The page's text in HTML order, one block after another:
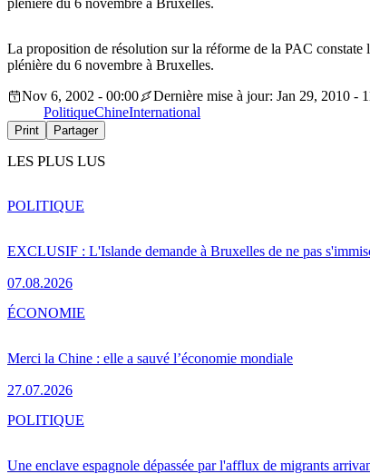
plénière du 6 novembre à Bruxelles.
La proposition de résolution sur la réforme de la PAC constate
plénière du 6 novembre à Bruxelles.
Nov 6, 2002 - 00:00
Dernière mise à jour: Jan 29, 2010 -
PolitiqueChineInternational
Print Partager
LES PLUS LUS
EXCLUSIF : L'Islande demande à Bruxelles de ne pas
07.08.2026
POLITIQUE
Merci la Chine : elle a sauvé l’économie mondiale
27.07.2026
ÉCONOMIE
Une enclave espagnole dépassée par l'afflux de migrants
POLITIQUE